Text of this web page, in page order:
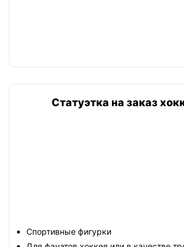
Статуэтка на заказ
Спортивные фигурки